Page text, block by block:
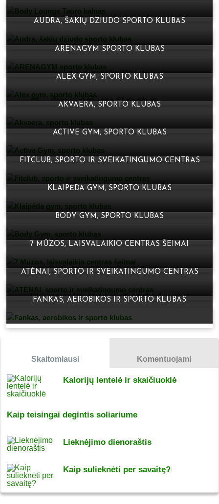
AUDRA, ŠAKIŲ DZIUDO SPORTO KLUBAS
ARENAGYM SPORTO KLUBAS
ALEX GYM, SPORTO KLUBAS
AKVAERA, SPORTO KLUBAS
ACTIVE GYM, SPORTO KLUBAS
FITCLUB, SPORTO IR SVEIKATINGUMO CENTRAS
KLAIPĖDA GYM, SPORTO KLUBAS
BODY GYM, SPORTO KLUBAS
7 MŪZOS, LAISVALAIKIO CENTRAS ŠEIMAI
ATĖNAI, SPORTO IR SVEIKATINGUMO CENTRAS
FANKAS, AEROBIKOS IR SPORTO KLUBAS
Skaitomiausi Komentuojami
Kalorijų lentelė ir skaičiuoklė
Kaip teisingai degintis soliariume
Lieknėjimo dienoraštis
Kaip sulieknėti per savaitę?